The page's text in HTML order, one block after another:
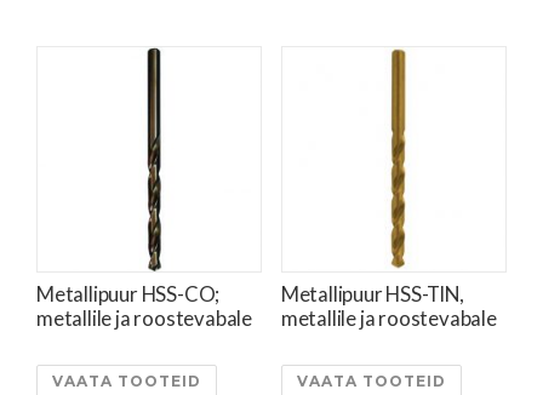
Metallipuur HSS-CO;
metallile ja roostevabale
VAATA TOOTEID
Metallipuur HSS-TIN,
metallile ja roostevabale
VAATA TOOTEID